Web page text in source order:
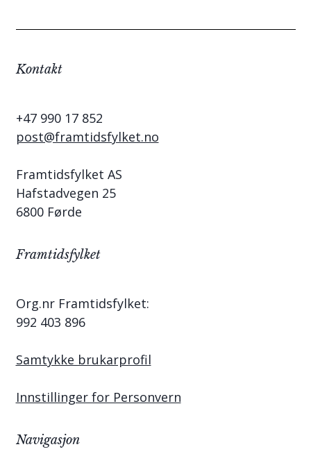
Kontakt
+47 990 17 852
post@framtidsfylket.no
Framtidsfylket AS
Hafstadvegen 25
6800 Førde
Framtidsfylket
Org.nr Framtidsfylket:
992 403 896
Samtykke brukarprofil
Innstillinger for Personvern
Navigasjon